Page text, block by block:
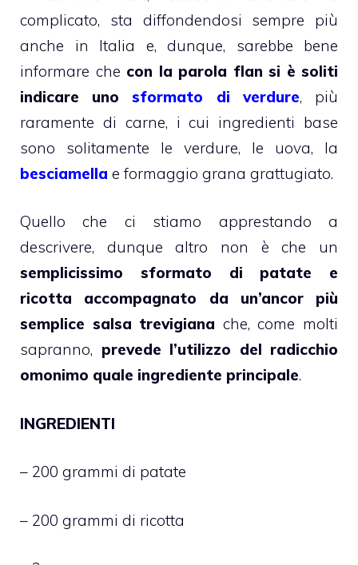
complicato, sta diffondendosi sempre più
anche in Italia e, dunque, sarebbe bene
informare che con la parola flan si è soliti
indicare unosformato di verdure, più
raramente di carne, i cui ingredienti base
sono solitamente le verdure, le uova, la
besciamella e formaggio grana grattugiato.
Quello che ci stiamo apprestando a
descrivere, dunque altro non è che un
semplicissimo sformato di patate e
ricotta accompagnato da un’ancor più
semplice salsa trevigiana che, come molti
sapranno, prevede l’utilizzo del radicchio
omonimo quale ingrediente principale.
INGREDIENTI
– 200 grammi di patate
– 200 grammi di ricotta